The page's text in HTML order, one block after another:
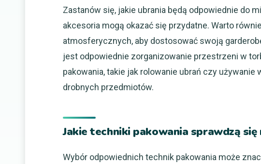
Zastanów się, jakie ubrania będą odpowiednie do
akcesoria mogą okazać się przydatne. Warto
atmosferycznych, aby dostosować swoją
jest odpowiednie zorganizowanie przestrzeni w
pakowania, takie jak rolowanie ubrań czy
drobnych przedmiotów.
Jakie techniki pakowania sprawdzą się
Wybór odpowiednich technik pakowania może